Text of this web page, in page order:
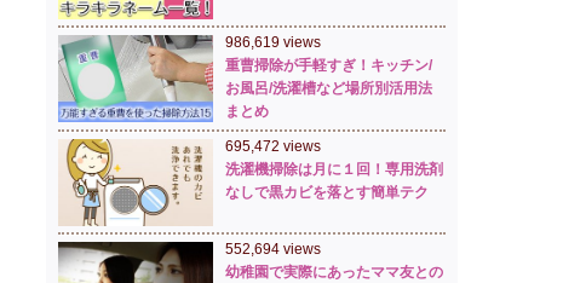
986,619 views
重曹掃除が手軽すぎ！キッチン/
お風呂/洗濯槽など場所別活用法
まとめ
695,472 views
洗濯機掃除は月に１回！専用洗剤
なしで黒カビを落とす簡単テク
552,694 views
幼稚園で実際にあったママ友との